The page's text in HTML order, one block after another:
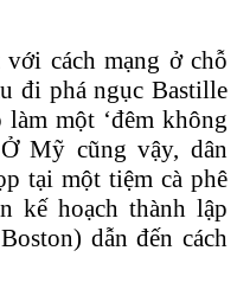
cách mạng ở chỗ
đi phá ngục Bastille
một ‘đêm không
Mỹ cũng vậy, dân
tại một tiệm cà phê
kế hoạch thành lập
dẫn đến cách